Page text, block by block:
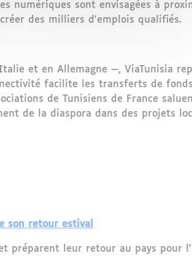
numériques sont envisagées à
des milliers d'emplois qualifiés.
et en Allemagne —, ViaTunisia
facilite les transferts de
de Tunisiens de France
de la diaspora dans des projets
son retour estival
préparent leur retour au pays pour